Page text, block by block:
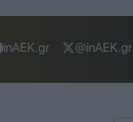
inAEK.gr @inAEK.gr